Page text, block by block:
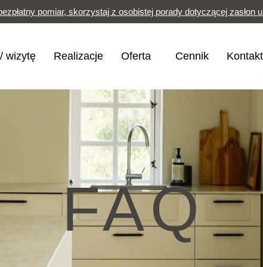
pomiar, skorzystaj z osobistej porady dotyczącej zasłon
wizytę Realizacje Oferta Cennik Kontakt
FAQ